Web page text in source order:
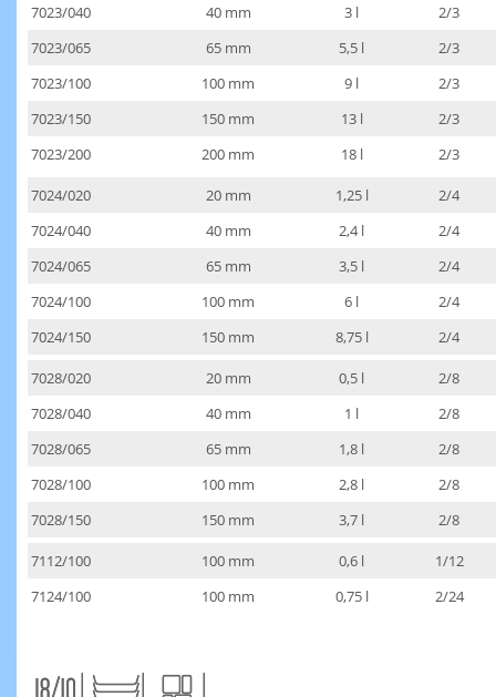
7023/040
40 mm 3 l
2/3
7023/065
65 mm 5,5 l
2/3
7023/100
100 mm 9 l
2/3
7023/150
150 mm 13 l
2/3
7023/200
200 mm 18 l 2/3
7024/020 20 mm 1,25 l
2/4
7024/040
40 mm 2,4 l
2/4
7024/065
65 mm 3,5 l
2/4
7024/100
100 mm 6 l
2/4
7024/150
150 mm 8,75 l 2/4
7028/020 20 mm 0,5 l
2/8
7028/040
40 mm 1 l
2/8
7028/065
65 mm 1,8 l
2/8
7028/100
100 mm 2,8 l
2/8
7028/150
150 mm 3,7 l 2/8
7112/100 100 mm 0,6 l
1/12
7124/100
100 mm 0,75 l 2/24